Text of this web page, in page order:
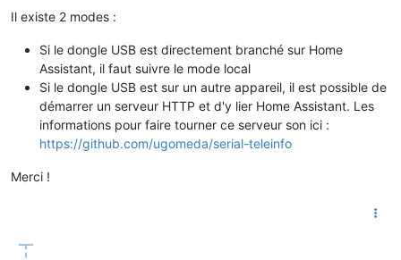
Il existe 2 modes :
Si le dongle USB est directement branché sur Home
Assistant, il faut suivre le mode local
Si le dongle USB est sur un autre appareil, il est possible de
démarrer un serveur HTTP et d'y lier Home Assistant. Les
informations pour faire tourner ce serveur son ici :
https://github.com/ugomeda/serial-teleinfo
Merci !